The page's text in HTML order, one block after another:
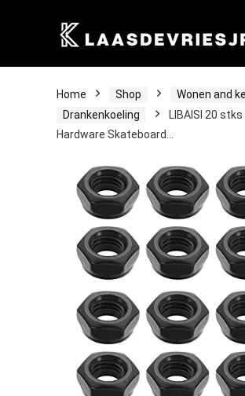
Home Shop Wonen and
Drankenkoeling
LIBAISI 20
Hardware Skateboard…